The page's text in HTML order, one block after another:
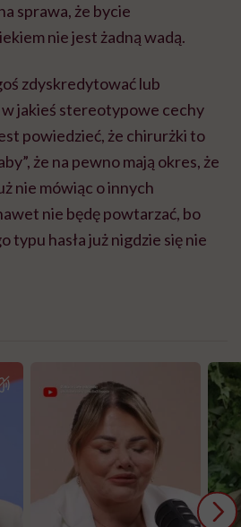
sprawa, że bycie
nie jest żadną wadą.
zdyskredytować lub
jakieś stereotypowe cechy
powiedzieć, że chirurżki to
że na pewno mają okres, że
nie mówiąc o innych
nie będę powtarzać, bo
typu hasła już nigdzie się nie